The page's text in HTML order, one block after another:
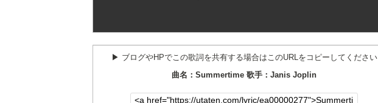
▶︎ ブログやHPでこの歌詞を共有する場合はこのURLをコピーしてください
曲名：Summertime 歌手：Janis Joplin